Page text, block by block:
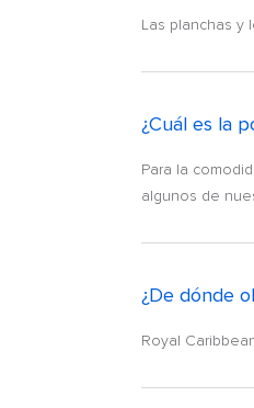
Las planchas y
¿Cuál es la
Para la
algunos de
¿De dónde
Royal